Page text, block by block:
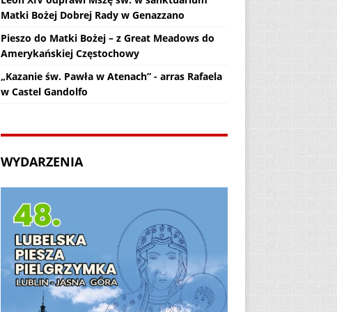
Matki Bożej Dobrej Rady w Genazzano
Pieszo do Matki Bożej – z Great Meadows do
Amerykańskiej Częstochowy
„Kazanie św. Pawła w Atenach” - arras Rafaela
w Castel Gandolfo
WYDARZENIA